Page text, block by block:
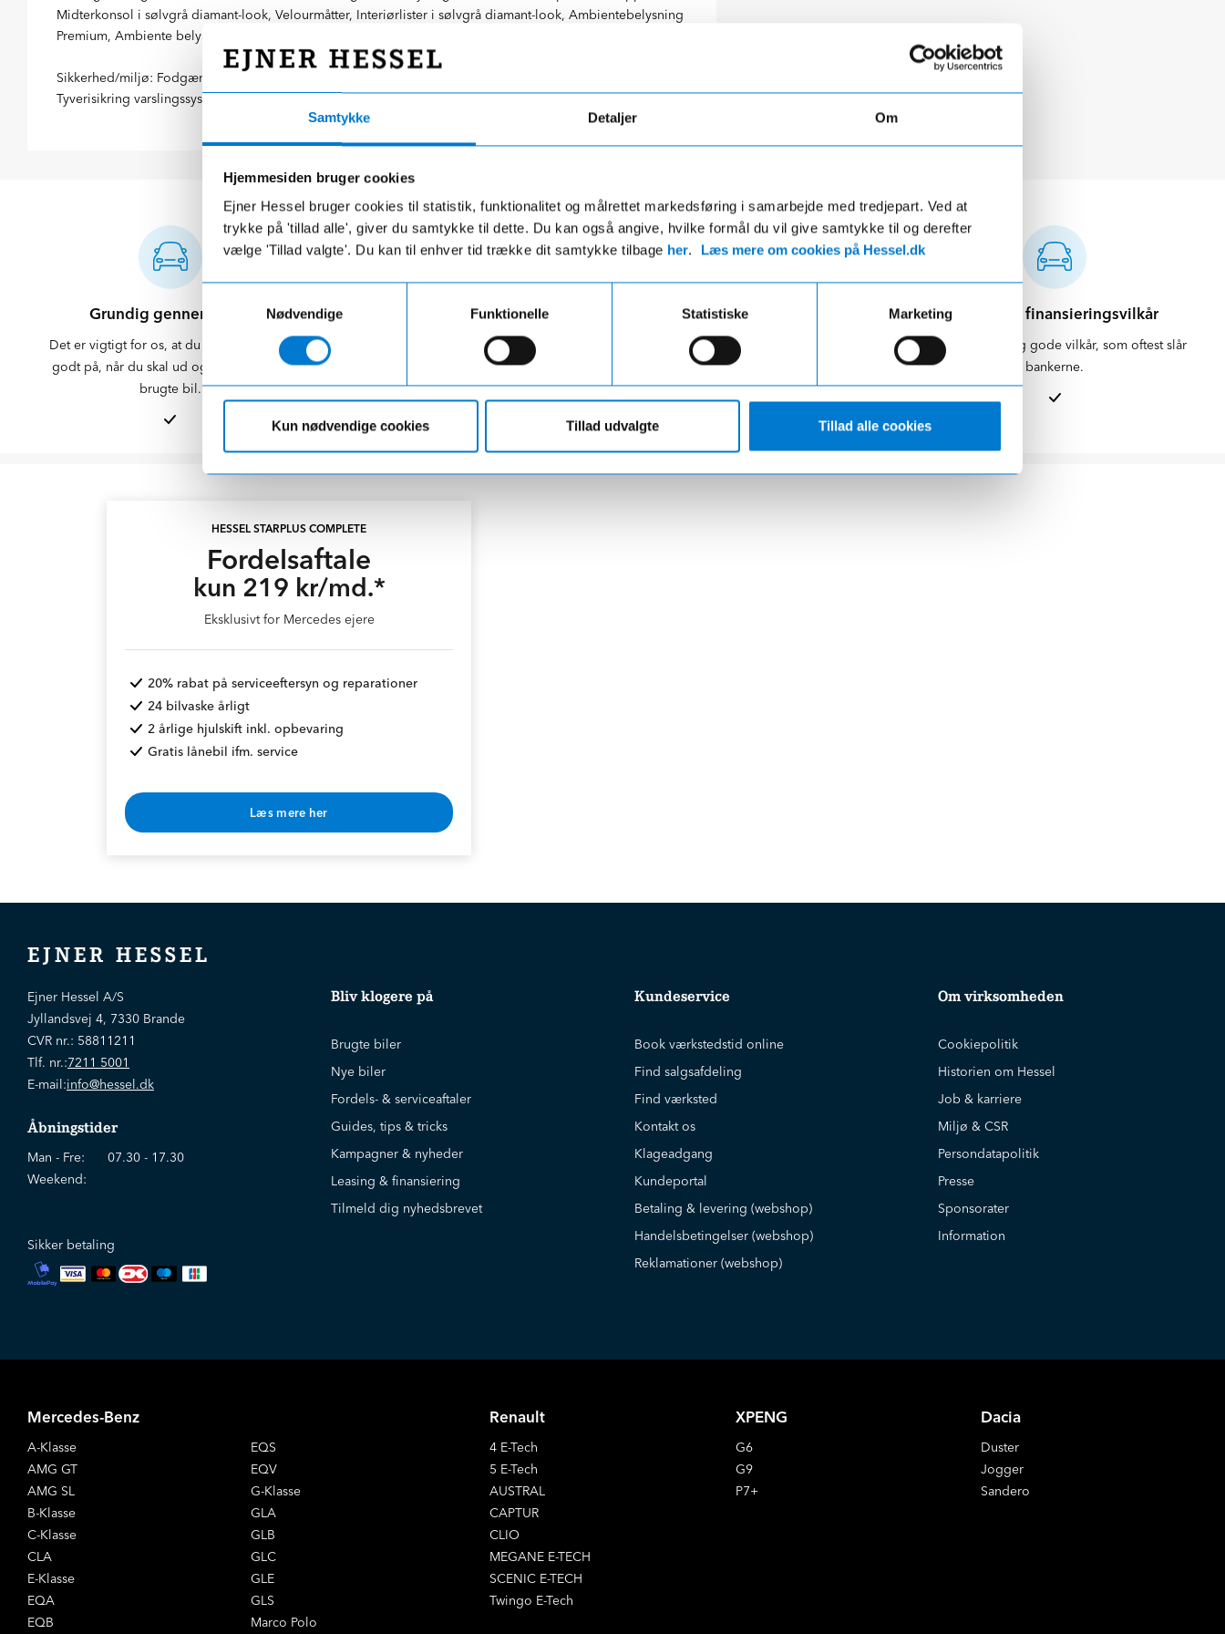
Samtykke Detaljer Om
Hjemmesiden bruger cookies
Ejner Hessel bruger cookies til statistik, funktionalitet og målrettet markedsføring i samarbejde med tredjepart. Ved at
trykke på 'tillad alle', giver du samtykke til dette. Du kan også angive, hvilke formål du vil give samtykke til og derefter
vælge 'Tillad valgte'. Du kan til enhver tid trække dit samtykke tilbage her. Læs mere om cookies på Hessel.dk
Nødvendige
Funktionelle Statistiske Marketing
Kun nødvendige cookies Tillad udvalgte Tillad alle cookies
Midterkonsol i sølvgrå diamant-look, Velourmåtter, Interiørlister i sølvgrå diamant-look, Ambientebelysning
Premium, Ambiente belysning med lysprojektion af Mercedes-Benz stjerne, Belyste trinlister med logo,
Sikkerhed/miljø: Fodgængerbeskyttelse, PRE-SAFE, Tyveripakke, ISOFIX, Dæktryksovervågning,
Tyverisikring varslingssystem, TIREFIT, Bagsædeseleindikator
Grundig gennemgang
Det er vigtigt for os, at du føler dig klædt
godt på, når du skal ud og nyde din nye
brugte bil.
Klargøring efter fabriksstandarder
Din bil bliver mekanisk og kosmetisk klargjort.
Du kan sjældent se, at bilen har været brugt.
Alt samlet ét sted
Vi hjælper dig med bil, forsikring og
finansiering – nemt og overskueligt.
Attraktive finansieringsvilkår
Vi kan tilbyde dig gode vilkår, som oftest slår
bankerne.
HESSEL STARPLUS COMPLETE
Fordelsaftale
kun 219 kr/md.*
Eksklusivt for Mercedes ejere
20% rabat på serviceeftersyn og reparationer
24 bilvaske årligt
2 årlige hjulskift inkl. opbevaring
Gratis lånebil ifm. service
Læs mere her
EJNER HESSEL
Ejner Hessel A/S
Jyllandsvej 4, 7330 Brande
CVR nr.: 58811211
Tlf. nr.:7211 5001
E-mail:info@hessel.dk
Åbningstider
Man - Fre:
07.30 - 17.30
Weekend:
Sikker betaling
Bliv klogere på
Brugte biler
Nye biler
Fordels- & serviceaftaler
Guides, tips & tricks
Kampagner & nyheder
Leasing & finansiering
Tilmeld dig nyhedsbrevet
Kundeservice
Book værkstedstid online
Find salgsafdeling
Find værksted
Kontakt os
Klageadgang
Kundeportal
Betaling & levering (webshop)
Handelsbetingelser (webshop)
Reklamationer (webshop)
Om virksomheden
Cookiepolitik
Historien om Hessel
Job & karriere
Miljø & CSR
Persondatapolitik
Presse
Sponsorater
Information
Mercedes-Benz
A-Klasse
AMG GT
AMG SL
B-Klasse
C-Klasse
CLA
E-Klasse
EQA
EQB
EQS
EQV
G-Klasse
GLA
GLB
GLC
GLE
GLS
Marco Polo
Renault
4 E-Tech
5 E-Tech
AUSTRAL
CAPTUR
CLIO
MEGANE E-TECH
SCENIC E-TECH
Twingo E-Tech
XPENG
G6
G9
P7+
Dacia
Duster
Jogger
Sandero